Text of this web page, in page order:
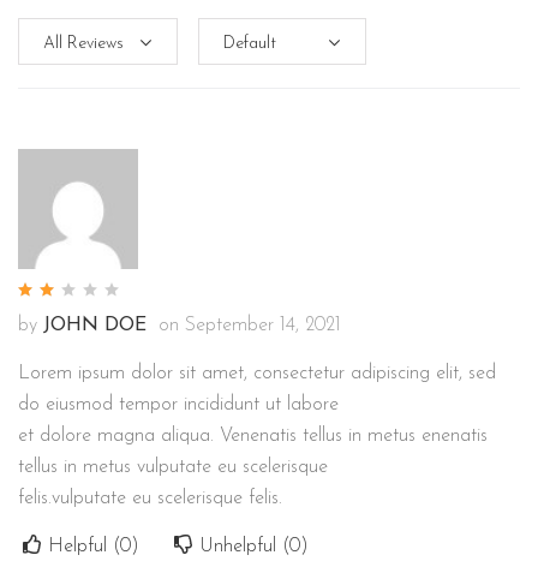
by JOHN DOE on September 14, 2021
Lorem ipsum dolor sit amet, consectetur adipiscing elit, sed
do eiusmod tempor incididunt ut labore
et dolore magna aliqua. Venenatis tellus in metus enenatis
tellus in metus vulputate eu scelerisque
felis.vulputate eu scelerisque felis.
Helpful (0) Unhelpful (0)